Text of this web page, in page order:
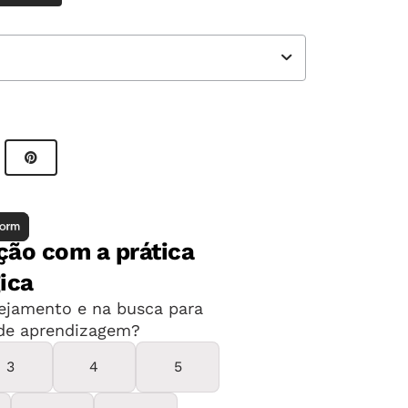
usina.
elétrica (termelétricas, hidrelétricas, eólicas